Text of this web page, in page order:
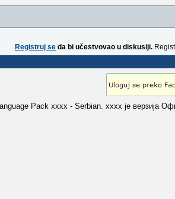
Registruj se da bi učestvovao u diskusiji.
Pack xxxx - Serbian. xxxx је верзија